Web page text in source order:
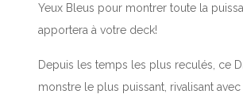
Yeux Bleus pour montrer toute la
apportera à votre deck!
Depuis les temps les plus reculés, ce
monstre le plus puissant, rivalisant